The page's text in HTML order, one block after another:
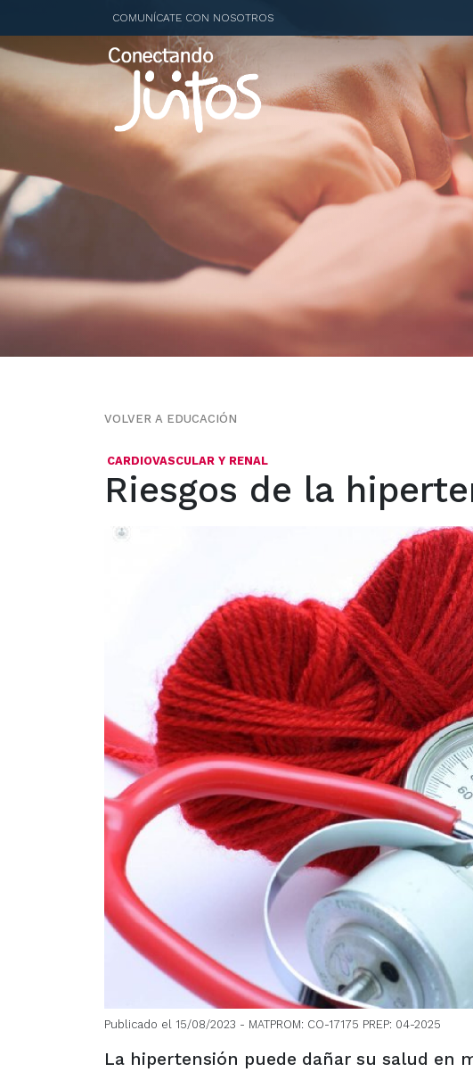
COMUNÍCATE CON NOSOTROS
VOLVER A EDUCACIÓN
CARDIOVASCULAR Y RENAL
Riesgos de la
Publicado el 15/08/2023 - MATPROM: CO-17175 PREP: 04-2025
La hipertensión puede dañar su salud en